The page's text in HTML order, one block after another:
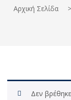
Αρχική Σελίδα >
Δεν